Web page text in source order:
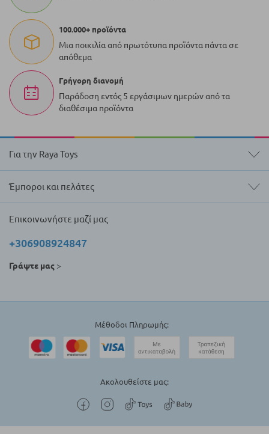
100.000+ προϊόντα
Μια ποικιλία από πρωτότυπα προϊόντα πάντα σε
απόθεμα
Γρήγορη διανομή
Παράδοση εντός 5 εργάσιμων ημερών από τα
διαθέσιμα προϊόντα
Για την Raya Toys
Έμποροι και πελάτες
Επικοινωνήστε μαζί μας
+306908924847
Γράψτε μας >
Μέθοδοι Πληρωμής:
Ακολουθείστε μας: